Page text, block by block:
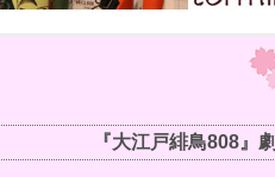
『大江戸緋鳥808』